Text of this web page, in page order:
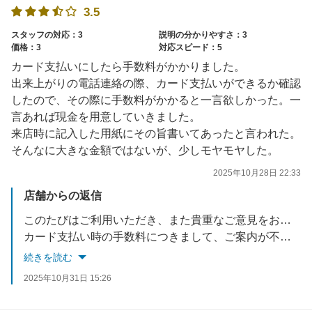
3.5
スタッフの対応：3
説明の分かりやすさ：3
価格：3
対応スピード：5
カード支払いにしたら手数料がかかりました。
出来上がりの電話連絡の際、カード支払いができるか確認
したので、その際に手数料がかかると一言欲しかった。一
言あれば現金を用意していきました。
来店時に記入した用紙にその旨書いてあったと言われた。
そんなに大きな金額ではないが、少しモヤモヤした。
2025年10月28日 22:33
店舗からの返信
このたびはご利用いただき、また貴重なご意見をお寄せいただきありがとうございます。
カード支払い時の手数料につきまして、ご案内が不足しご不快な思いをおかけしましたこと、心よりお詫び申し上げます。
続きを読む
2025年10月31日 15:26